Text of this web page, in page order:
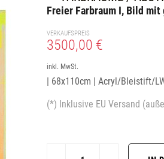
Freier Farbraum I, Bild
VERKAUFSPREIS
3500,00 €
inkl. MwSt.
| 68x110cm | Acryl/Bleistift/
(*) Inklusive EU Versand